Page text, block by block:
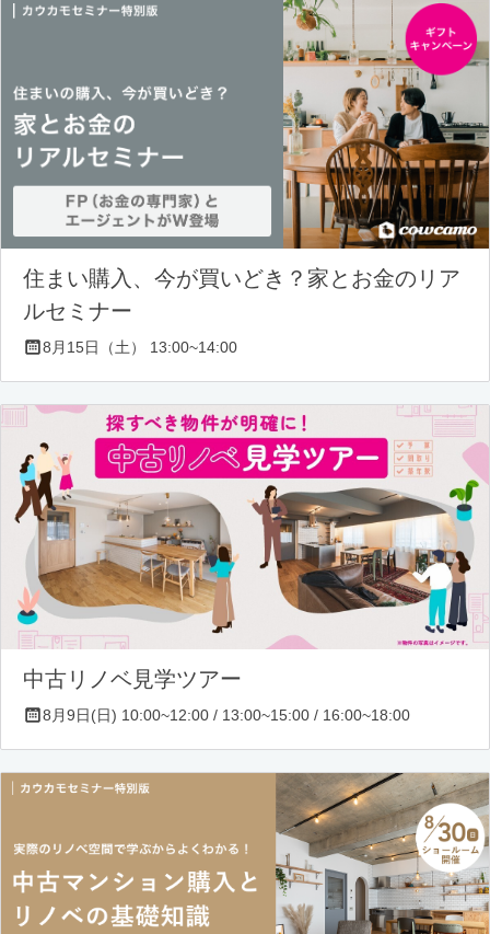
住まい購入、今が買いどき？家とお金のリア
ルセミナー
8月15日（土） 13:00~14:00
中古リノベ見学ツアー
8月9日(日) 10:00~12:00 / 13:00~15:00 / 16:00~18:00